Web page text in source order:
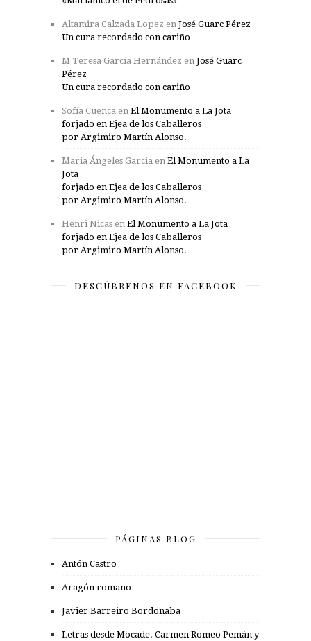
Altamira Calzada Lopez en José Guarc Pérez
Un cura recordado con cariño
M Teresa García Hernández en José Guarc
Pérez
Un cura recordado con cariño
Sofía Cuenca en El Monumento a La Jota
forjado en Ejea de los Caballeros
por Argimiro Martín Alonso.
María Ángeles García en El Monumento a La
Jota
forjado en Ejea de los Caballeros
por Argimiro Martín Alonso.
Henri Nicas en El Monumento a La Jota
forjado en Ejea de los Caballeros
por Argimiro Martín Alonso.
DESCÚBRENOS EN FACEBOOK
PÁGINAS BLOG
Antón Castro
Aragón romano
Javier Barreiro Bordonaba
Letras desde Mocade. Carmen Romeo Pemán y